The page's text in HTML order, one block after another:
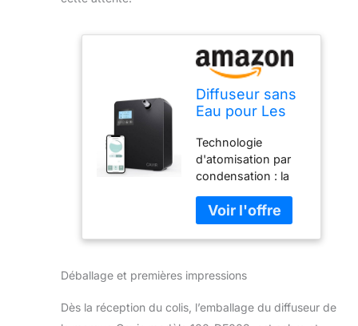
Diffuseur sans
Eau pour Les
essentielles,
Bouteille d'huile
de 300 ML,
Longue durée
de Vie,
Couverture
jusqu'à 2000
Parfum, Peut
Le système
Technologie
d'atomisation par
condensation : la
parfumée
professionnelle
Cavir adopte une
de pulvérisation par
ajouter d'eau,
Déballage et premières impressions
Dès la réception du colis, l’emballage du diffuseur de